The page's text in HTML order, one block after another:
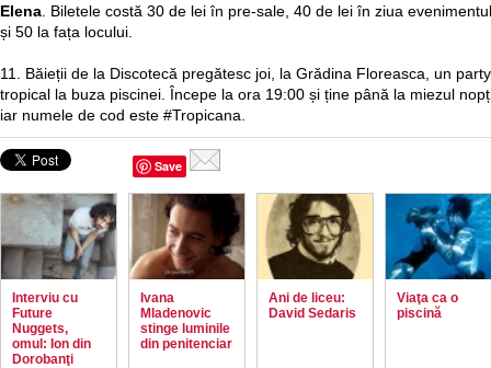
Elena. Biletele costă 30 de lei în pre-sale, 40 de lei în ziua
și 50 la fața locului.
11. Băieții de la Discotecă pregătesc joi, la Grădina Floreasca, un party
tropical la buza piscinei. Începe la ora 19:00 și ține până la miezul
iar numele de cod este #Tropicana.
Save
Interviu cu
Future
Nuggets,
omul: Ion din
Dorobanţi
Ivana
Mladenovic
stinge luminile
din penitenciar
Ani de liceu:
David Sedaris
Viaţa ca o
piscină